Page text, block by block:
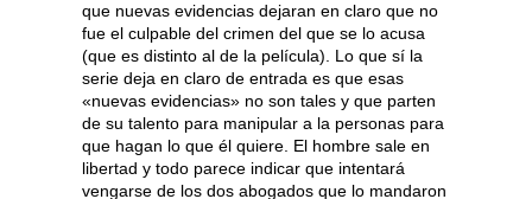
que nuevas evidencias dejaran en claro que no
fue el culpable del crimen del que se lo acusa
(que es distinto al de la película). Lo que sí la
serie deja en claro de entrada es que esas
«nuevas evidencias» no son tales y que parten
de su talento para manipular a la personas para
que hagan lo que él quiere. El hombre sale en
libertad y todo parece indicar que intentará
vengarse de los dos abogados que lo mandaron